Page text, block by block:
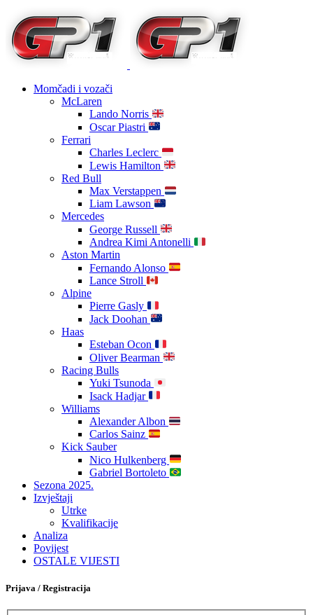
Momčadi i vozači
McLaren
Lando Norris
Oscar Piastri
Ferrari
Charles Leclerc
Lewis Hamilton
Red Bull
Max Verstappen
Liam Lawson
Mercedes
George Russell
Andrea Kimi Antonelli
Aston Martin
Fernando Alonso
Lance Stroll
Alpine
Pierre Gasly
Jack Doohan
Haas
Esteban Ocon
Oliver Bearman
Racing Bulls
Yuki Tsunoda
Isack Hadjar
Williams
Alexander Albon
Carlos Sainz
Kick Sauber
Nico Hulkenberg
Gabriel Bortoleto
Sezona 2025.
Izvještaji
Utrke
Kvalifikacije
Analiza
Povijest
OSTALE VIJESTI
Prijava / Registracija